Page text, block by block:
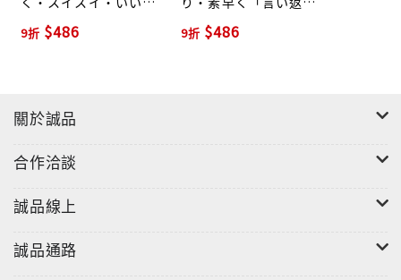
技術
9折 $486 9折 $486
關於誠品
合作洽談
誠品線上
誠品通路